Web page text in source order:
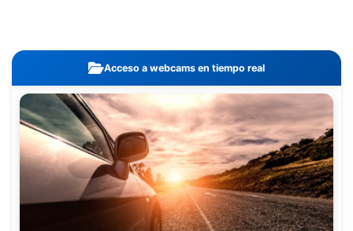
Acceso a webcams en tiempo real